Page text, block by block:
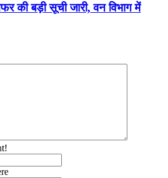
की बड़ी सूची जारी, वन विभाग में